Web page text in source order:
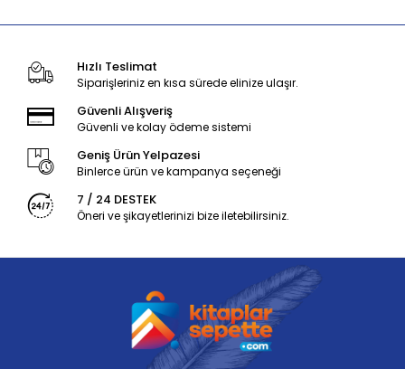
Hızlı Teslimat
Siparişleriniz en kısa sürede elinize ulaşır.
Güvenli Alışveriş
Güvenli ve kolay ödeme sistemi
Geniş Ürün Yelpazesi
Binlerce ürün ve kampanya seçeneği
7 / 24 DESTEK
Öneri ve şikayetlerinizi bize iletebilirsiniz.